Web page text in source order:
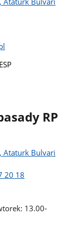
RP
Ataturk Bulvari
20 18
13.00-